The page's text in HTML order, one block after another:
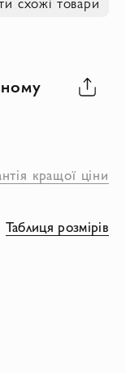
кращої ціни
Таблиця розмірів